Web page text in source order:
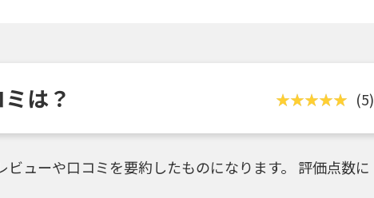
は？ (5)
ューや口コミを要約したものになります。 評価点数に